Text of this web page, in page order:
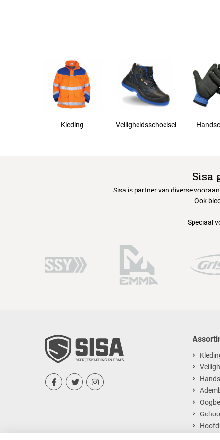
42
Kleding Veiligheidsschoeisel
Sisa
Sisa is partner van diverse
Ook
Speciaal
  